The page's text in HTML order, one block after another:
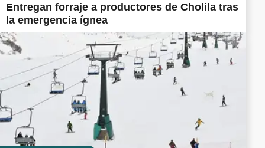
Entregan forraje a productores de Cholila tras
la emergencia ígnea